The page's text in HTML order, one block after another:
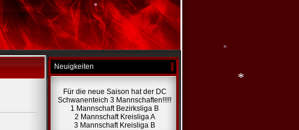
Neuigkeiten
Für die neue Saison hat der DC
Schwanenteich 3 Mannschaften!!!!!
1 Mannschaft Bezirksliga B
2 Mannschaft Kreisliga A
3 Mannschaft Kreisliga B
*
*
*